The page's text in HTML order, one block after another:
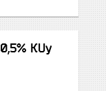
КUу